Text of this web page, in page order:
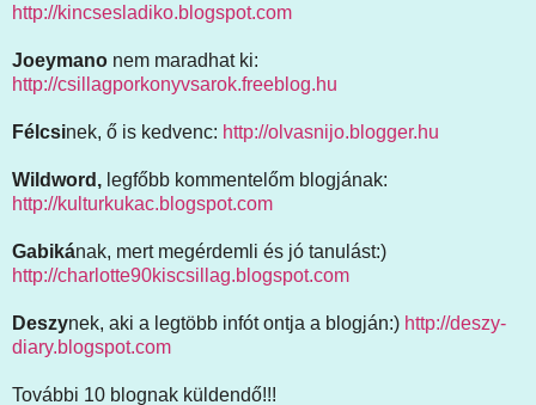
http://kincsesladiko.blogspot.com
Joeymano nem maradhat ki:
http://csillagporkonyvsarok.freeblog.hu
Félcsinek, ő is kedvenc: http://olvasnijo.blogger.hu
Wildword, legfőbb kommentelőm blogjának:
http://kulturkukac.blogspot.com
Gabikának, mert megérdemli és jó tanulást:)
http://charlotte90kiscsillag.blogspot.com
Deszynek, aki a legtöbb infót ontja a blogján:) http://deszy-
diary.blogspot.com
További 10 blognak küldendő!!!